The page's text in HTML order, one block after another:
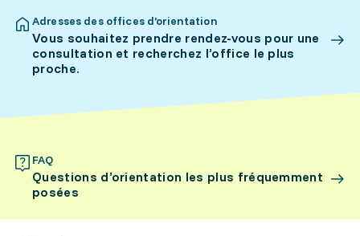
Adresses des offices d’orientation
Vous souhaitez prendre rendez-vous pour une
consultation et recherchez l’office le plus
proche.
FAQ
Questions d’orientation les plus fréquemment
posées